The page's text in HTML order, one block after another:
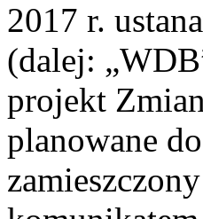
2017 r.
(dalej:
projekt
planowane